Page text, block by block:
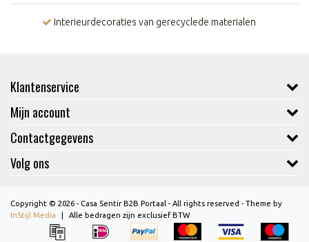
Interieurdecoraties van gerecyclede materialen
Klantenservice
Mijn account
Contactgegevens
Volg ons
Copyright © 2026 - Casa Sentir B2B Portaal - All rights reserved - Theme by
InStijl Media
Alle bedragen zijn exclusief BTW